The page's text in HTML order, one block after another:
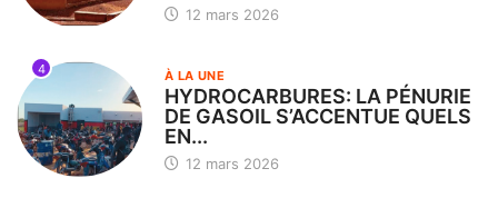
12 mars 2026
4 À LA UNE
HYDROCARBURES: LA PÉNURIE
DE GASOIL S’ACCENTUE QUELS
EN...
12 mars 2026